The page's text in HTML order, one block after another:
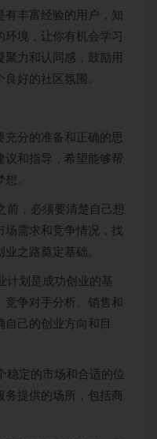
有丰富经验的用户，知
环境，让你有机会学习
力和认同感，鼓励用
好的社区氛围。
充分的准备和正确的思
议和指导，希望能够帮
。
前，必须要清楚自己想
场需求和竞争情况，找
之路奠定基础。
计划是成功创业的基
争对手分析、销售和
己的创业方向和目
稳定的市场和合适的位
务提供的场所，包括商